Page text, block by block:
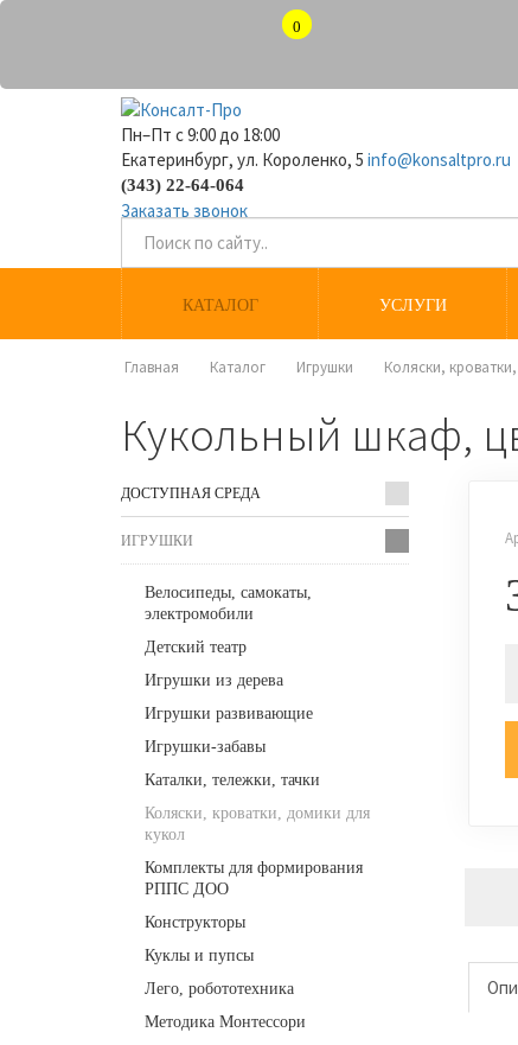
0
Пн–Пт с 9:00 до 18:00
Екатеринбург, ул. Короленко, 5 info@konsaltpro.ru
(343) 22-64-064
Заказать звонок
КАТАЛОГ УСЛУГИ
Главная Каталог Игрушки Коляски,
Кукольный шкаф,
ДОСТУПНАЯ СРЕДА
ИГРУШКИ
Велосипеды, самокаты,
электромобили
Детский театр
Игрушки из дерева
Игрушки развивающие
Игрушки-забавы
Каталки, тележки, тачки
Коляски, кроватки, домики для
кукол
Комплекты для формирования
РППС ДОО
Конструкторы
Куклы и пупсы
Лего, робототехника
Методика Монтессори